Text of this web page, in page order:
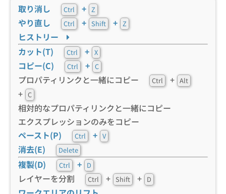
取り消し Ctrl + Z
やり直し Ctrl + Shift + Z
ヒストリー
カット(T)
Ctrl + X
コピー(C) Ctrl + C
プロパティリンクと一緒にコピー Ctrl + Alt
+ C
相対的なプロパティリンクと一緒にコピー
エクスプレッションのみをコピー
ペースト(P)
Ctrl + V
消去(E) Delete
複製(D) Ctrl + D
レイヤーを分割 Ctrl + Shift + D